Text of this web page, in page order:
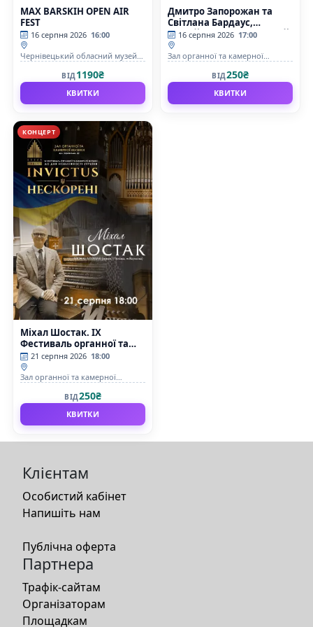
MAX BARSKIH OPEN AIR
FEST
16 серпня 2026 16:00
Чернівецький обласний музей
ВІД1190₴
КВИТКИ
Дмитро Запорожан та
Світлана Бардаус,
Михайло Левандовський.
IX Фестиваль органної та
камерної музики до дня
«INVICTUS/НЕСКОРЕНІ»
16 серпня 2026 17:00
Зал органної та камерної
філармонії імені Д.Гнатюка
ВІД250₴
КВИТКИ
КОНЦЕРТ
Міхал Шостак. IX
Фестиваль органної та
камерної музики до дня
Незалежності України
«INVICTUS/НЕСКОРЕНІ»
21 серпня 2026 18:00
Зал органної та камерної
філармонії імені Д.Гнатюка
ВІД250₴
КВИТКИ
Клієнтам
Особистий кабінет
Напишіть нам
Публічна оферта
Партнера
Трафік-сайтам
Організаторам
Площадкам